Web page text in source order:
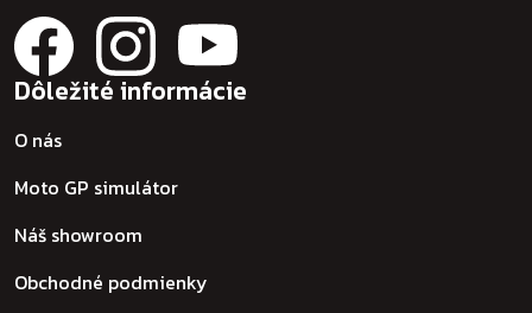
Dôležité informácie
O nás
Moto GP simulátor
Náš showroom
Obchodné podmienky